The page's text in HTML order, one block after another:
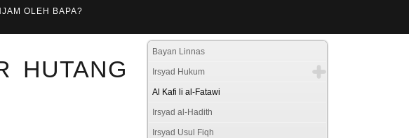
OLEH BAPA?
HUTANG
Bayan Linnas
Irsyad Hukum
Al Kafi li al-Fatawi
Irsyad al-Hadith
Irsyad Usul Fiqh